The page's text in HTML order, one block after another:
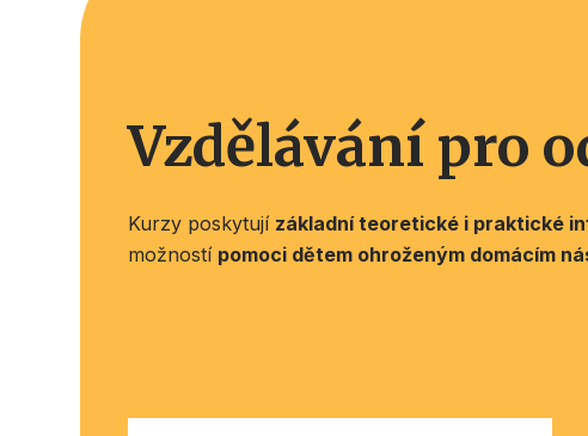
Vzdělávání pro
Kurzy poskytují základní teoretické i praktické
možností pomoci dětem ohroženým domácím